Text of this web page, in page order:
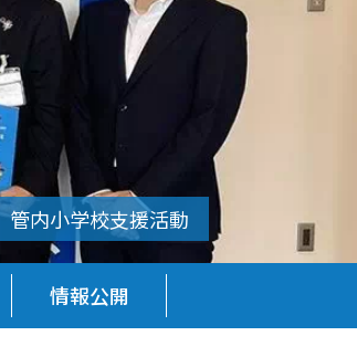
情報公開